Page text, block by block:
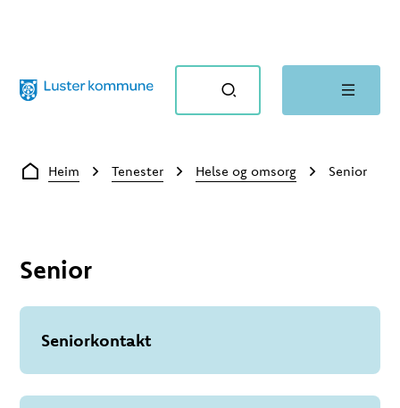
Du er her:
Heim Tenester Helse og omsorg Senior
Senior
Seniorkontakt